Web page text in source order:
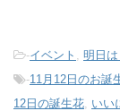
-イベント 明日
-11月12日のお誕
12日の誕生花 いい